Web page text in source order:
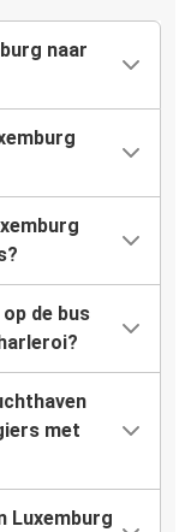
naar
de bus
met
Luxemburg